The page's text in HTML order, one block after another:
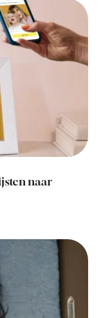
naar